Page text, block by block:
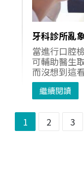
牙科診所亂
當進行口腔
可輔助醫生
而沒想到這
繼續閱讀
1 2 3